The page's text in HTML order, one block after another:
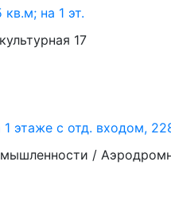
на 1 эт.
17
этаже с отд. входом,
/